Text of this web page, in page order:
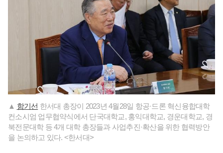
▲ 함기선 한서대 총장이 2023년 4월28일 항공·드론 혁신융합대학
컨소시엄 업무협약식에서 단국대학교, 홍익대학교, 경운대학교, 경
북전문대학 등 4개 대학 총장들과 사업추진·확산을 위한 협력방안
을 논의하고 있다. <한서대>